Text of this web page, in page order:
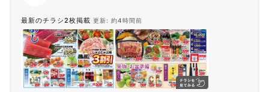
最新のチラシ2枚掲載 更新: 約4時間前